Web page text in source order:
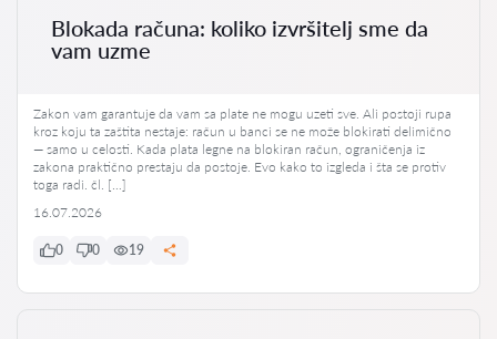
Blokada računa: koliko izvršitelj sme da
vam uzme
Zakon vam garantuje da vam sa plate ne mogu uzeti sve. Ali postoji rupa
kroz koju ta zaštita nestaje: račun u banci se ne može blokirati delimično
— samo u celosti. Kada plata legne na blokiran račun, ograničenja iz
zakona praktično prestaju da postoje. Evo kako to izgleda i šta se protiv
toga radi. čl. […]
16.07.2026
0 0 19